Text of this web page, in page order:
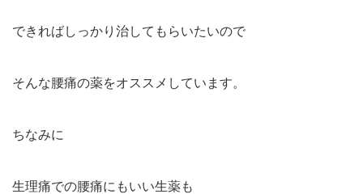
できればしっかり治してもらいたいので
そんな腰痛の薬をオススメしています。
ちなみに
生理痛での腰痛にもいい生薬も